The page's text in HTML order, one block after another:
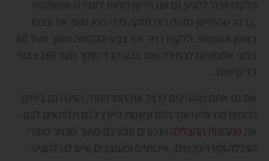
הלקוח ויכול להגיע גם עם חיישן רוחות לסגירה אוטומטית
,ברגע שהחיישן מזהה רוח חזקה מידי הוא סוגר את עצמו
באופן אוטומטי. הלקוח בחר את צבעי הקסטה מתוך מעל 60
צבעי אלומיניום לבחירה ואת צבע הבד מתוך מעל 160 צבעי
בד קיימים.
אם גם אתם מעוניינים לנצל את המרפסת/ הגינה גם בימים
החמים פנו אלינו עוד היום ונשמח לייעץ לכם ולהתאים לכם
את פתרונות ההצללה הנכונים עבורכם מתוך מבחר מוצרי
הצללה וקירוי חכמים, איכותיים ומעוצבים שיש לנו להציע.